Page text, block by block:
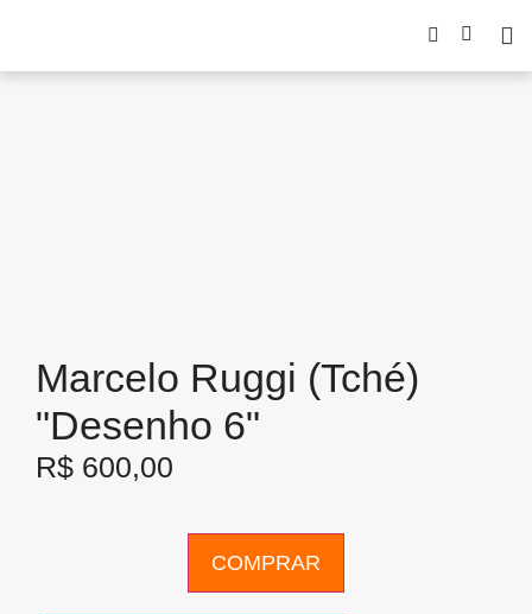
Marcelo Ruggi (Tché)
"Desenho 6"
R$ 600,00
COMPRAR